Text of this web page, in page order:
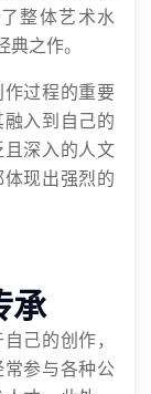
整体艺术水
之作。
过程的重要
入到自己的
深入的人文
现出强烈的
承
己的创作，
参与各种公